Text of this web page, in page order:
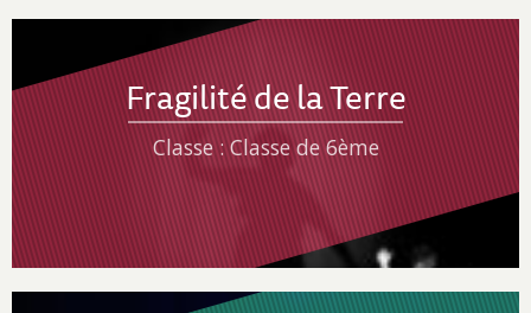
Fragilité de la Terre
Classe : Classe de 6ème